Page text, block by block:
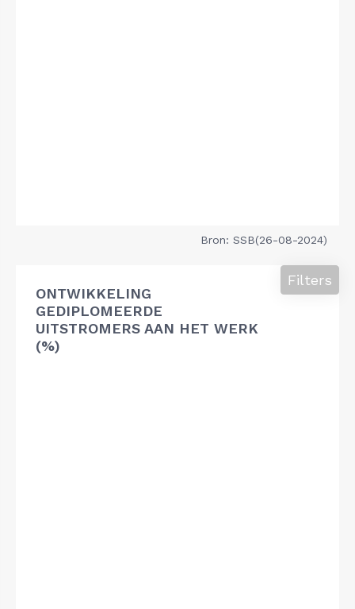
Bron: SSB(26-08-2024)
ONTWIKKELING
GEDIPLOMEERDE
UITSTROMERS AAN HET WERK
(%)
Filters